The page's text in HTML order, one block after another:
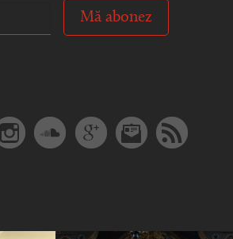
Mă abonez